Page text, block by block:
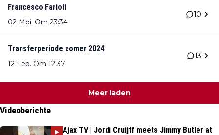
Francesco Farioli
02 Mei. Om 23:34
10
Transferperiode zomer 2024
12 Feb. Om 12:37
13
Meer laden
Videoberichte
Ajax TV | Jordi Cruijff meets Jimmy Butler at